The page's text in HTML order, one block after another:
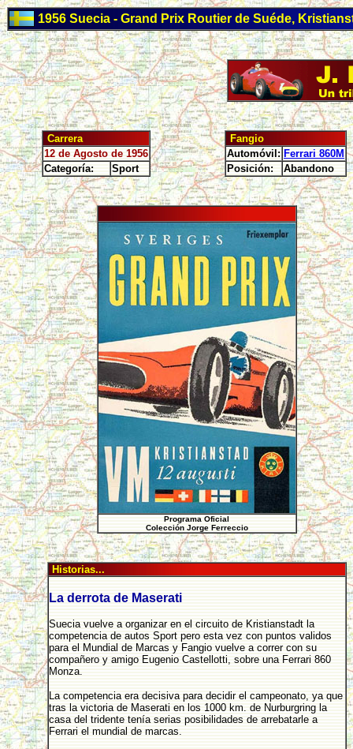
1956 Suecia - Grand Prix Routier de Suéde,
Carrera
12 de Agosto de 1956
Categoría:
Sport
Fangio
Automóvil: Ferrari 860M
Posición:
Abandono
Programa Oficial
Colección Jorge Ferreccio
Historias...
La derrota de Maserati
Suecia vuelve a organizar en el circuito de Kristianstadt la
competencia de autos Sport pero esta vez con puntos validos
para el Mundial de Marcas y Fangio vuelve a correr con su
compañero y amigo Eugenio Castellotti, sobre una Ferrari 860
Monza.
La competencia era decisiva para decidir el campeonato, ya que
tras la victoria de Maserati en los 1000 km. de Nurburgring la
casa del tridente tenía serias posibilidades de arrebatarle a
Ferrari el mundial de marcas.